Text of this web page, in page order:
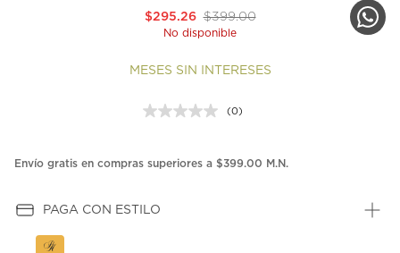
$399.00
$295.26
No disponible
MESES SIN INTERESES
Sin
en
(0)
Envío gratis en compras superiores a $399.00 M.N.
PAGA CON ESTILO